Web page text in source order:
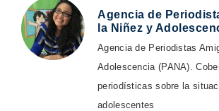
Agencia de
la Niñez y
Agencia de Periodistas
Adolescencia (PANA).
periodísticas sobre la
adolescentes